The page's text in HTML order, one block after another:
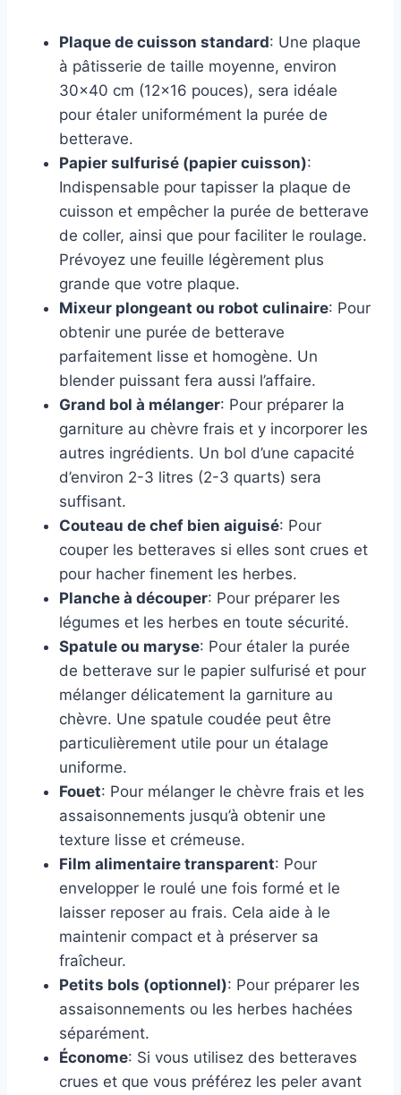
Plaque de cuisson standard: Une plaque
à pâtisserie de taille moyenne, environ
30×40 cm (12×16 pouces), sera idéale
pour étaler uniformément la purée de
betterave.
Papier sulfurisé (papier cuisson):
Indispensable pour tapisser la plaque de
cuisson et empêcher la purée de betterave
de coller, ainsi que pour faciliter le roulage.
Prévoyez une feuille légèrement plus
grande que votre plaque.
Mixeur plongeant ou robot culinaire: Pour
obtenir une purée de betterave
parfaitement lisse et homogène. Un
blender puissant fera aussi l’affaire.
Grand bol à mélanger: Pour préparer la
garniture au chèvre frais et y incorporer les
autres ingrédients. Un bol d’une capacité
d’environ 2-3 litres (2-3 quarts) sera
suffisant.
Couteau de chef bien aiguisé: Pour
couper les betteraves si elles sont crues et
pour hacher finement les herbes.
Planche à découper: Pour préparer les
légumes et les herbes en toute sécurité.
Spatule ou maryse: Pour étaler la purée
de betterave sur le papier sulfurisé et pour
mélanger délicatement la garniture au
chèvre. Une spatule coudée peut être
particulièrement utile pour un étalage
uniforme.
Fouet: Pour mélanger le chèvre frais et les
assaisonnements jusqu’à obtenir une
texture lisse et crémeuse.
Film alimentaire transparent: Pour
envelopper le roulé une fois formé et le
laisser reposer au frais. Cela aide à le
maintenir compact et à préserver sa
fraîcheur.
Petits bols (optionnel): Pour préparer les
assaisonnements ou les herbes hachées
séparément.
Économe: Si vous utilisez des betteraves
crues et que vous préférez les peler avant